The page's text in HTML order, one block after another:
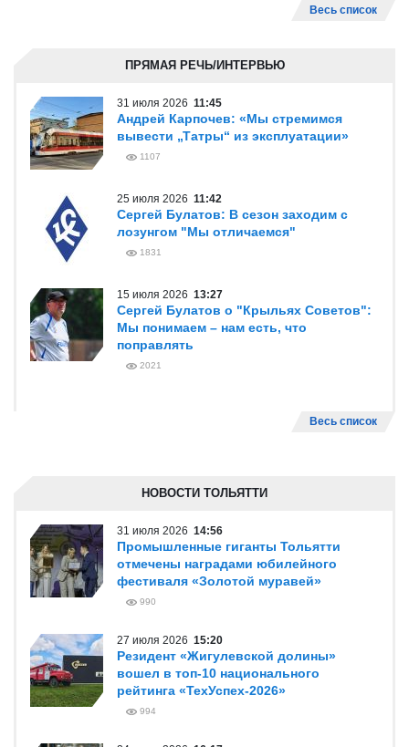
Весь список
ПРЯМАЯ РЕЧЬ/ИНТЕРВЬЮ
31 июля 2026 11:45
Андрей Карпочев: «Мы стремимся
вывести „Татры“ из эксплуатации»
1107
25 июля 2026 11:42
Сергей Булатов: В сезон заходим с
лозунгом "Мы отличаемся"
1831
15 июля 2026 13:27
Сергей Булатов о "Крыльях Советов":
Мы понимаем – нам есть, что
поправлять
2021
Весь список
НОВОСТИ ТОЛЬЯТТИ
31 июля 2026 14:56
Промышленные гиганты Тольятти
отмечены наградами юбилейного
фестиваля «Золотой муравей»
990
27 июля 2026 15:20
Резидент «Жигулевской долины»
вошел в топ-10 национального
рейтинга «ТехУспех-2026»
994